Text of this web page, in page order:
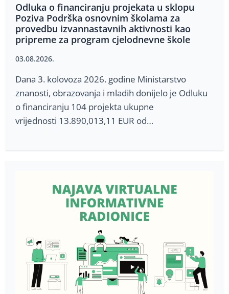
Odluka o financiranju projekata u sklopu
Poziva Podrška osnovnim školama za
provedbu izvannastavnih aktivnosti kao
pripreme za program cjelodnevne škole
03.08.2026.
Dana 3. kolovoza 2026. godine Ministarstvo
znanosti, obrazovanja i mladih donijelo je Odluku
o financiranju 104 projekta ukupne
vrijednosti 13.890,013,11 EUR od…